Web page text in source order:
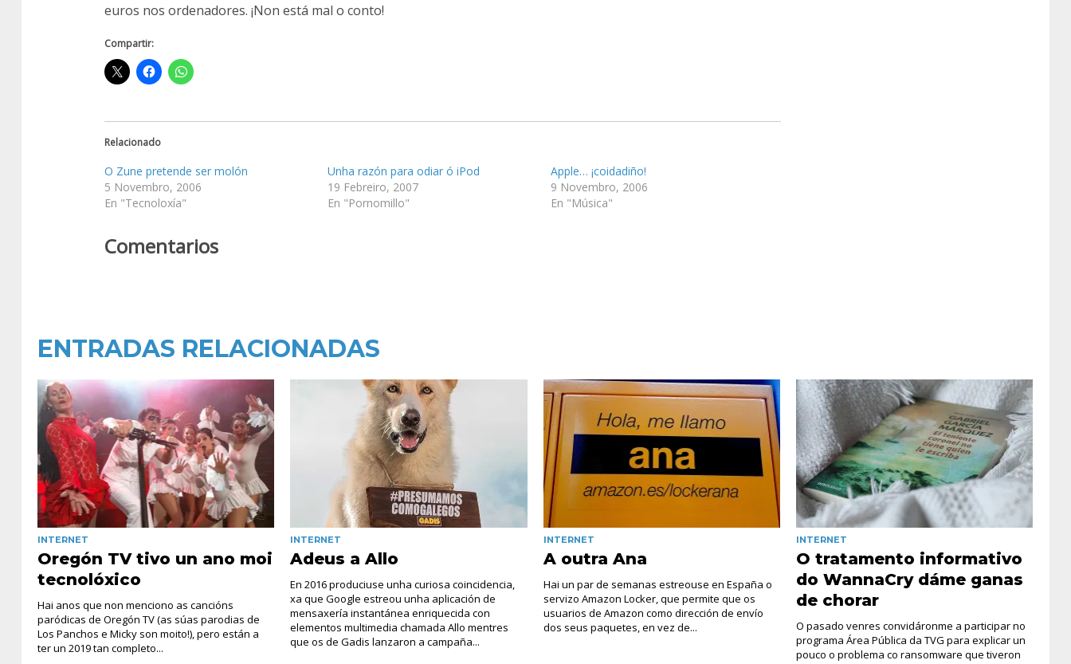
euros nos ordenadores. ¡Non está mal o conto!
Compartir:
Relacionado
O Zune pretende ser molón
5 Novembro, 2006
En "Tecnoloxía"
Unha razón para odiar ó iPod
19 Febreiro, 2007
En "Pornomillo"
Apple… ¡coidadiño!
9 Novembro, 2006
En "Música"
Comentarios
ENTRADAS RELACIONADAS
INTERNET
Oregón TV tivo un ano moi
tecnolóxico
Hai anos que non menciono as cancións
paródicas de Oregón TV (as súas parodias de
Los Panchos e Micky son moito!), pero están a
ter un 2019 tan completo...
INTERNET
Adeus a Allo
En 2016 produciuse unha curiosa coincidencia,
xa que Google estreou unha aplicación de
mensaxería instantánea enriquecida con
elementos multimedia chamada Allo mentres
que os de Gadis lanzaron a campaña...
INTERNET
A outra Ana
Hai un par de semanas estreouse en España o
servizo Amazon Locker, que permite que os
usuarios de Amazon como dirección de envío
dos seus paquetes, en vez de...
INTERNET
O tratamento informativo
do WannaCry dáme ganas
de chorar
O pasado venres convidáronme a participar no
programa Área Pública da TVG para explicar un
pouco o problema co ransomware que tiveron